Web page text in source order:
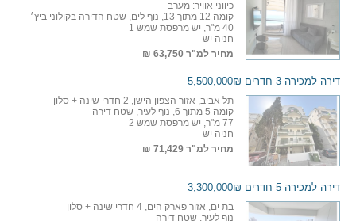
כיווני אוויר: מערב
קומה 12 מתוך 13, נוף לים, שטח הדירה בקולוני ביץ׳
40 מ"ר, יש מרפסת שמש 1
חניה יש
מחיר למ"ר 63,750 ₪
דירה למכירה 3 חדרים 5,500,000₪
תל אביב, אזור הצפון הישן, 2 חדרי שינה + סלון
קומה 5 מתוך 6, נוף לעיר, שטח דירה
77 מ"ר, יש מרפסת שמש 2
חניה יש
מחיר למ"ר 71,429 ₪
דירה למכירה 5 חדרים 3,300,000₪
בת ים, אזור פארק הים, 4 חדרי שינה + סלון
נוף לעיר, שטח דירה